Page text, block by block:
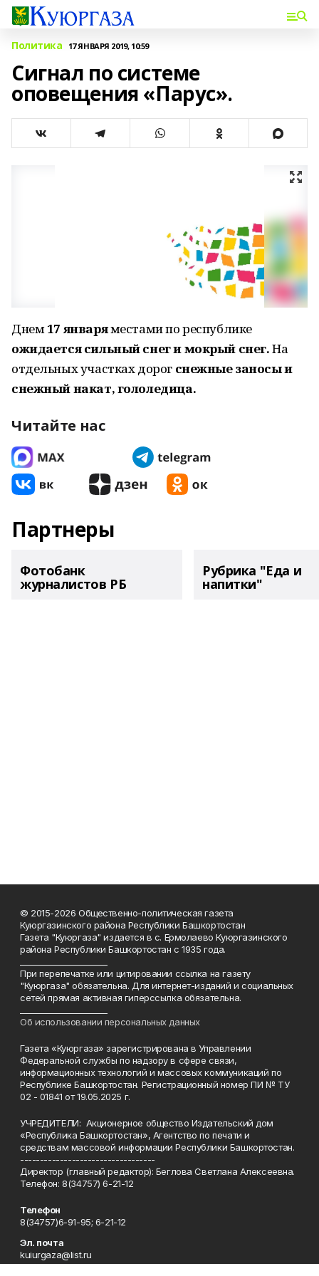
Политика 17 ЯНВАРЯ 2019, 10:59
Сигнал по системе
оповещения «Парус».
Днем17 январяместами по республике
ожидается сильный снег и мокрый снег.На
отдельных участках дорог снежные заносы и
снежный накат, гололедица.
Читайте нас
Партнеры
Фотобанк
журналистов РБ
Рубрика "Еда и
напитки"
© 2015-2026 Общественно-политическая газета
Куюргазинского района Республики Башкортостан
Газета "Куюргаза" издается в с. Ермолаево Куюргазинского
района Республики Башкортостан с 1935 года.
При перепечатке или цитировании ссылка на газету
"Куюргаза" обязательна. Для интернет-изданий и социальных
сетей прямая активная гиперссылка обязательна.
Об использовании персональных данных
Газета «Куюргаза» зарегистрирована в Управлении
Федеральной службы по надзору в сфере связи,
информационных технологий и массовых коммуникаций по
Республике Башкортостан. Регистрационный номер ПИ № ТУ
02 - 01841 от 19.05.2025 г.
УЧРЕДИТЕЛИ: Акционерное общество Издательский дом
«Республика Башкортостан», Агентство по печати и
средствам массовой информации Республики Башкортостан.
----------------------------------
Директор (главный редактор): Беглова Светлана Алексеевна.
Телефон: 8(34757) 6-21-12
Телефон
8(34757)6-91-95; 6-21-12
Эл. почта
kuiurgaza@list.ru